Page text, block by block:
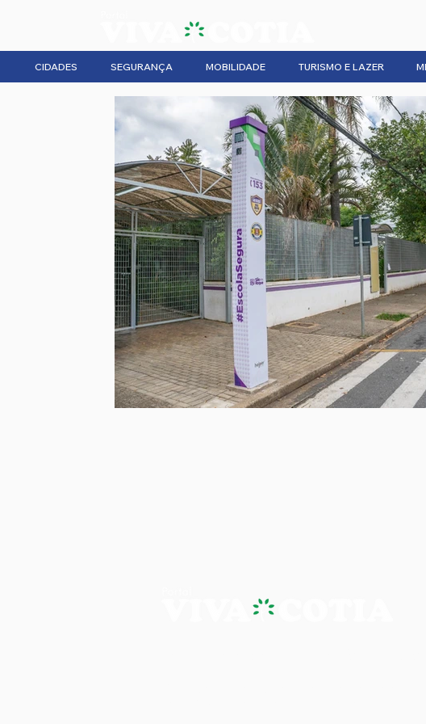
CIDADES SEGURANÇA MOBILIDADE TURISMO E LAZER